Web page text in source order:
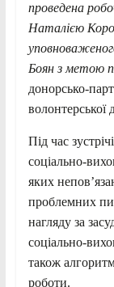
проведена
Наталією
Боян з метою
донорсько-
волонтерської
Під час
соціально-
яких
проблемних
нагляду за
соціально-
також
роботи.